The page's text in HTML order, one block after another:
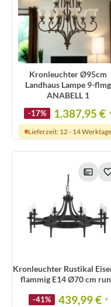
Kronleuchter Ø95cm
Landhaus Lampe 9-flmg
ANABELL 1
-17% 1.387,95 €
Lieferzeit: 12 - 14 Werktage
Kronleuchter Rustikal
flammig E14 Ø70 cm
-41% 439,99 € *